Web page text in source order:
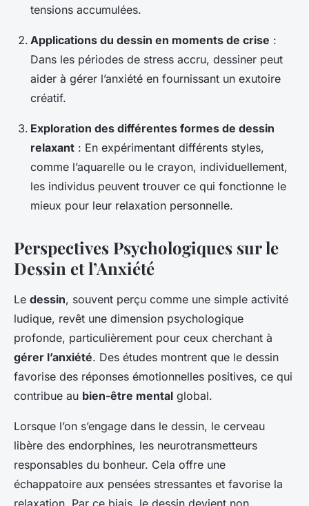
tensions accumulées.
Applications du dessin en moments de crise :
Dans les périodes de stress accru, dessiner peut
aider à gérer l’anxiété en fournissant un exutoire
créatif.
Exploration des différentes formes de dessin
relaxant : En expérimentant différents styles,
comme l’aquarelle ou le crayon, individuellement,
les individus peuvent trouver ce qui fonctionne le
mieux pour leur relaxation personnelle.
Perspectives Psychologiques sur le
Dessin et l’Anxiété
Le dessin, souvent perçu comme une simple activité
ludique, revêt une dimension psychologique
profonde, particulièrement pour ceux cherchant à
gérer l’anxiété. Des études montrent que le dessin
favorise des réponses émotionnelles positives, ce qui
contribue au bien-être mental global.
Lorsque l’on s’engage dans le dessin, le cerveau
libère des endorphines, les neurotransmetteurs
responsables du bonheur. Cela offre une
échappatoire aux pensées stressantes et favorise la
relaxation. Par ce biais, le dessin devient non